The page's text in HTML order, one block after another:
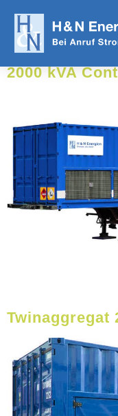
2000 kVA
Twinaggregat